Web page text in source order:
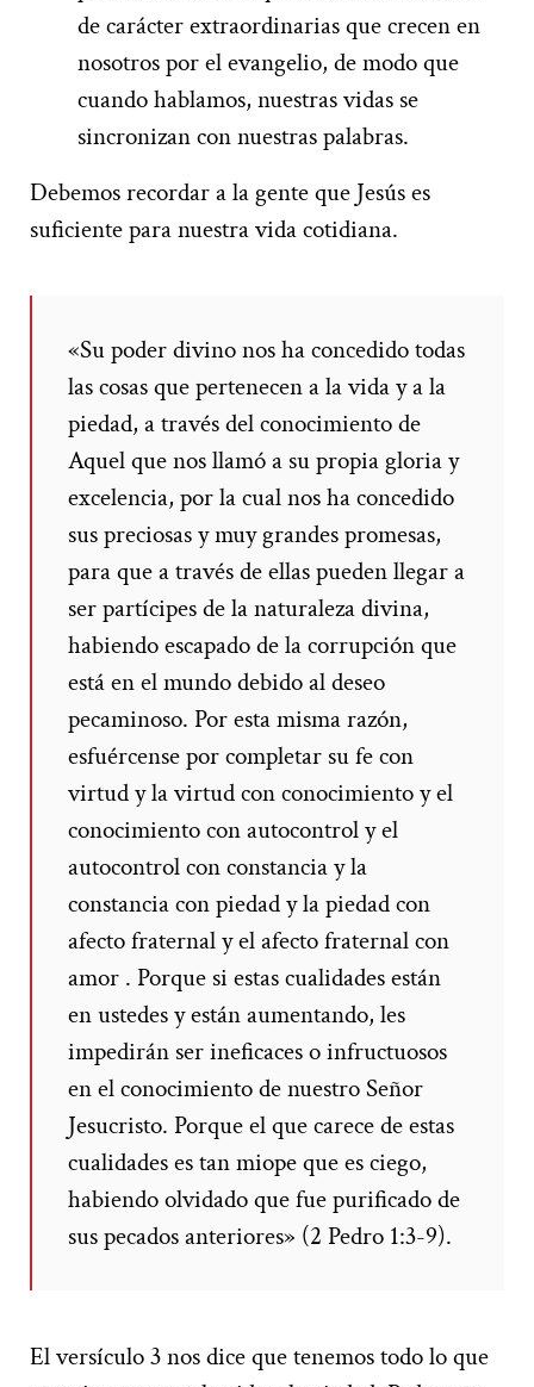
de carácter extraordinarias que crecen en
nosotros por el evangelio, de modo que
cuando hablamos, nuestras vidas se
sincronizan con nuestras palabras.
Debemos recordar a la gente que Jesús es
suficiente para nuestra vida cotidiana.
«Su poder divino nos ha concedido todas
las cosas que pertenecen a la vida y a la
piedad, a través del conocimiento de
Aquel que nos llamó a su propia gloria y
excelencia, por la cual nos ha concedido
sus preciosas y muy grandes promesas,
para que a través de ellas pueden llegar a
ser partícipes de la naturaleza divina,
habiendo escapado de la corrupción que
está en el mundo debido al deseo
pecaminoso. Por esta misma razón,
esfuércense por completar su fe con
virtud y la virtud con conocimiento y el
conocimiento con autocontrol y el
autocontrol con constancia y la
constancia con piedad y la piedad con
afecto fraternal y el afecto fraternal con
amor . Porque si estas cualidades están
en ustedes y están aumentando, les
impedirán ser ineficaces o infructuosos
en el conocimiento de nuestro Señor
Jesucristo. Porque el que carece de estas
cualidades es tan miope que es ciego,
habiendo olvidado que fue purificado de
sus pecados anteriores» (2 Pedro 1:3-9).
El versículo 3 nos dice que tenemos todo lo que